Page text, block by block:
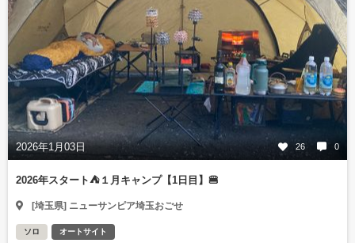
2026年1月03日 26 0
2026年スタート⛺️１月キャンプ【1日目】🍔
[埼玉県] ニューサンピア埼玉おごせ
ソロ オートサイト